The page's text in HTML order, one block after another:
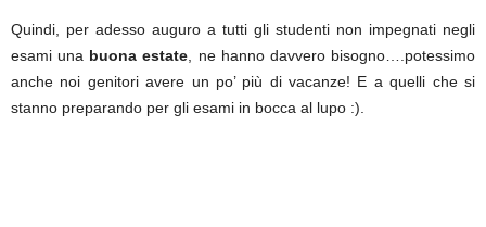
Quindi, per adesso auguro a tutti gli studenti non impegnati negli
esami una buona estate , ne hanno davvero bisogno….potessimo
anche noi genitori avere un po’ più di vacanze! E a quelli che si
stanno preparando per gli esami in bocca al lupo :).